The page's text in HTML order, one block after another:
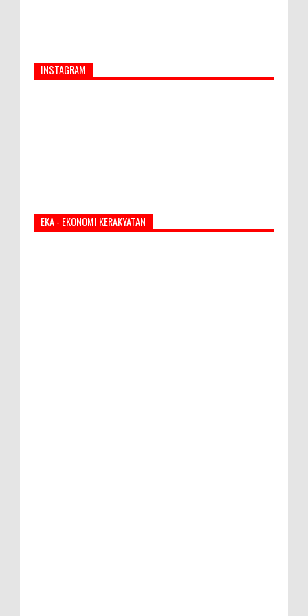
INSTAGRAM
EKA - EKONOMI KERAKYATAN